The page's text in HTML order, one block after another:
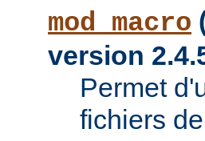
mod_macro
version
Permet
fichiers